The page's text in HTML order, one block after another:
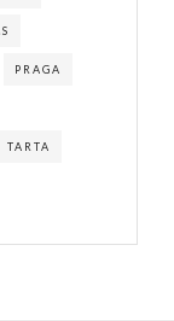
PRAGA
TARTA